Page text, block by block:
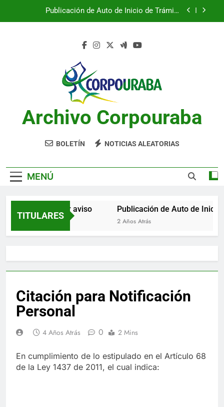
Publicación de Auto de Inicio de Trámite
Notificación por aviso
Publicación de Auto de Inicio de Trámite
Publicación de Auto de Inicio de Trámite
CITACIONES
Archivo Corpouraba
BOLETÍN NOTICIAS ALEATORIAS
MENÚ
TITULARES
Notificación por aviso
2 Años Atrás
Publicación de Auto de Inicio
2 Años Atrás
Citación para Notificación
Personal
4 Años Atrás 0 2 Mins
En cumplimiento de lo estipulado en el Artículo 68
de la Ley 1437 de 2011, el cual indica: